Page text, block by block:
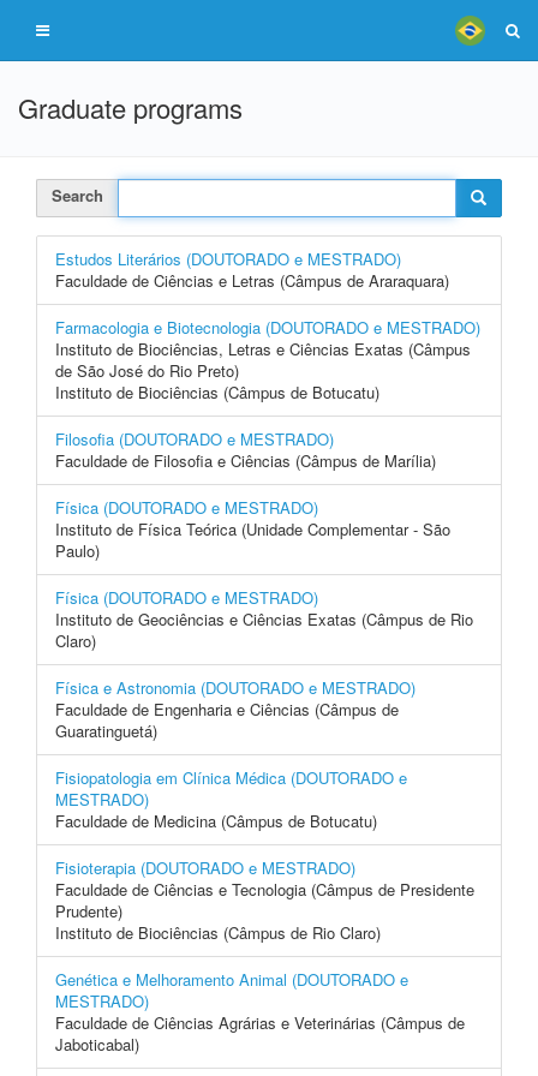
Graduate programs
Search
Estudos Literários (DOUTORADO e MESTRADO)
Faculdade de Ciências e Letras (Câmpus de Araraquara)
Farmacologia e Biotecnologia (DOUTORADO e MESTRADO)
Instituto de Biociências, Letras e Ciências Exatas (Câmpus
de São José do Rio Preto)
Instituto de Biociências (Câmpus de Botucatu)
Filosofia (DOUTORADO e MESTRADO)
Faculdade de Filosofia e Ciências (Câmpus de Marília)
Física (DOUTORADO e MESTRADO)
Instituto de Física Teórica (Unidade Complementar - São
Paulo)
Física (DOUTORADO e MESTRADO)
Instituto de Geociências e Ciências Exatas (Câmpus de Rio
Claro)
Física e Astronomia (DOUTORADO e MESTRADO)
Faculdade de Engenharia e Ciências (Câmpus de
Guaratinguetá)
Fisiopatologia em Clínica Médica (DOUTORADO e
MESTRADO)
Faculdade de Medicina (Câmpus de Botucatu)
Fisioterapia (DOUTORADO e MESTRADO)
Faculdade de Ciências e Tecnologia (Câmpus de Presidente
Prudente)
Instituto de Biociências (Câmpus de Rio Claro)
Genética e Melhoramento Animal (DOUTORADO e
MESTRADO)
Faculdade de Ciências Agrárias e Veterinárias (Câmpus de
Jaboticabal)